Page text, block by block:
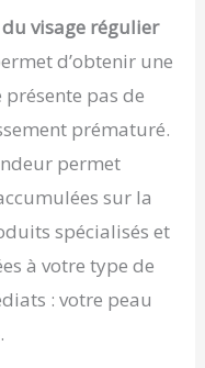
du visage régulier
d’obtenir une
pas de
prématuré.
permet
sur la
spécialisés et
à votre type de
: votre peau